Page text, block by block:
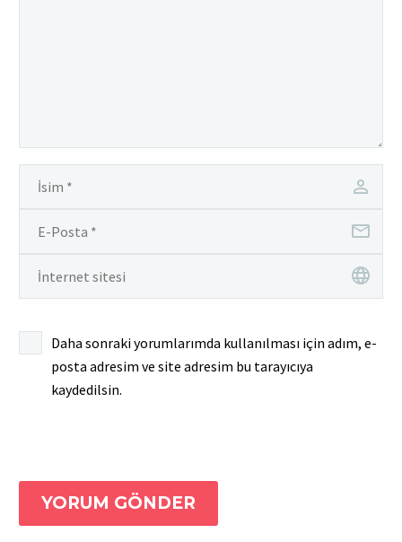
Daha sonraki yorumlarımda kullanılması için adım, e-
posta adresim ve site adresim bu tarayıcıya
kaydedilsin.
YORUM GÖNDER